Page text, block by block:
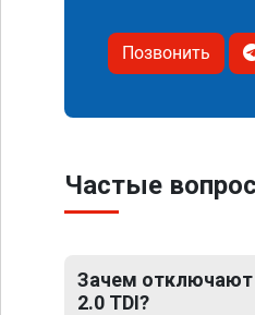
Позвонить
Частые
Зачем отключают
2.0 TDI?